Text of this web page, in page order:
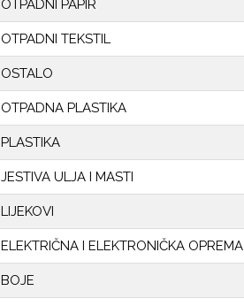
OTPADNI PAPIR
OTPADNI TEKSTIL
OSTALO
OTPADNA PLASTIKA
PLASTIKA
JESTIVA ULJA I MASTI
LIJEKOVI
ELEKTRIČNA I ELEKTRONIČKA OPREMA
BOJE